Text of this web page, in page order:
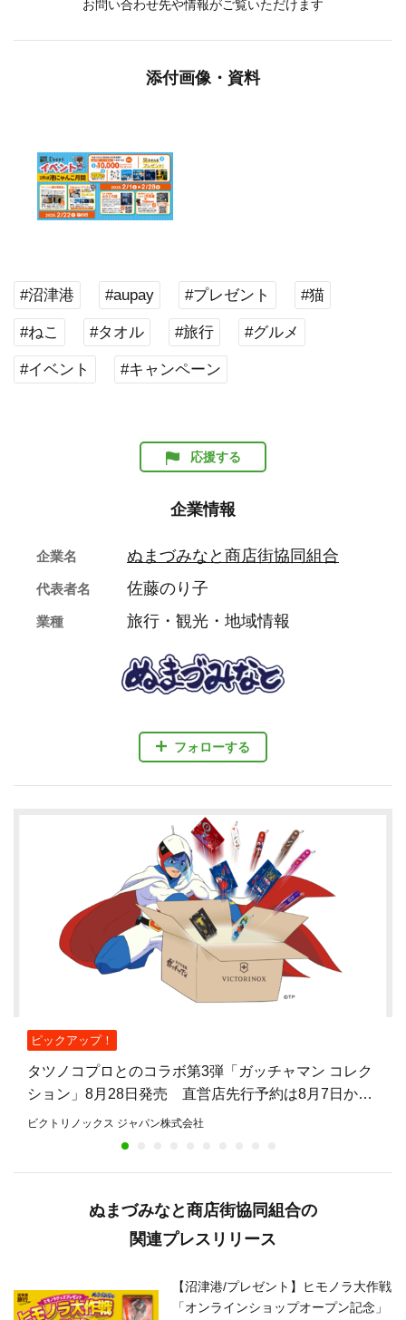
お問い合わせ先や情報がご覧いただけます
添付画像・資料
#沼津港 #aupay #プレゼント #猫
#ねこ #タオル #旅行 #グルメ
#イベント #キャンペーン
応援する
企業情報
フォローする
企業名 ぬまづみなと商店街協同組合
代表者名 佐藤のり子
業種 旅行・観光・地域情報
ピックアップ！
タツノコプロとのコラボ第3弾「ガッチャマン コレク
ション」8月28日発売 直営店先行予約は8月7日から
8月27日まで
ビクトリノックス ジャパン株式会社
ぬまづみなと商店街協同組合の
関連プレスリリース
【沼津港/プレゼント】ヒモノラ大作戦
「オンラインショップオープン記念」